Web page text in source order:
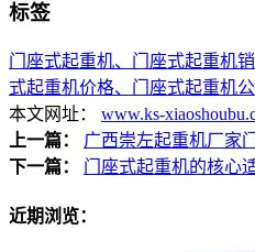
标签
门座式起重机、门座式起重机
式起重机价格、门座式起重机公
本文网址： www.ks-
上一篇：
广西崇左起重机厂家
下一篇：
门座式起重机的核心
近期浏览：